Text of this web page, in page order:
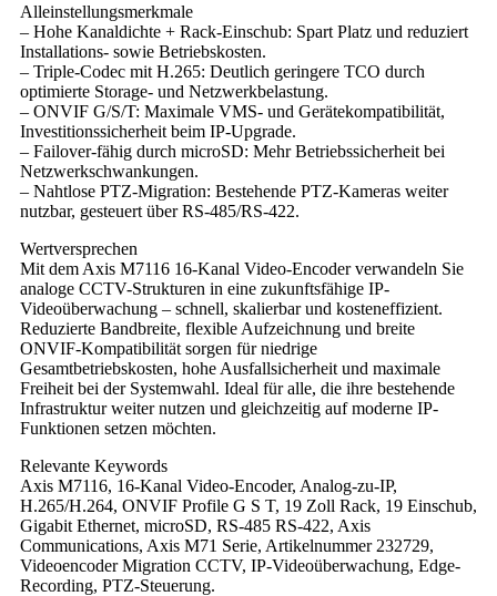
Alleinstellungsmerkmale
– Hohe Kanaldichte + Rack-Einschub: Spart Platz und reduziert
Installations- sowie Betriebskosten.
– Triple-Codec mit H.265: Deutlich geringere TCO durch
optimierte Storage- und Netzwerkbelastung.
– ONVIF G/S/T: Maximale VMS- und Gerätekompatibilität,
Investitionssicherheit beim IP-Upgrade.
– Failover-fähig durch microSD: Mehr Betriebssicherheit bei
Netzwerkschwankungen.
– Nahtlose PTZ-Migration: Bestehende PTZ-Kameras weiter
nutzbar, gesteuert über RS‑485/RS‑422.
Wertversprechen
Mit dem Axis M7116 16-Kanal Video-Encoder verwandeln Sie
analoge CCTV-Strukturen in eine zukunftsfähige IP-
Videoüberwachung – schnell, skalierbar und kosteneffizient.
Reduzierte Bandbreite, flexible Aufzeichnung und breite
ONVIF-Kompatibilität sorgen für niedrige
Gesamtbetriebskosten, hohe Ausfallsicherheit und maximale
Freiheit bei der Systemwahl. Ideal für alle, die ihre bestehende
Infrastruktur weiter nutzen und gleichzeitig auf moderne IP-
Funktionen setzen möchten.
Relevante Keywords
Axis M7116, 16-Kanal Video-Encoder, Analog-zu-IP,
H.265/H.264, ONVIF Profile G S T, 19 Zoll Rack, 19 Einschub,
Gigabit Ethernet, microSD, RS-485 RS-422, Axis
Communications, Axis M71 Serie, Artikelnummer 232729,
Videoencoder Migration CCTV, IP-Videoüberwachung, Edge-
Recording, PTZ-Steuerung.